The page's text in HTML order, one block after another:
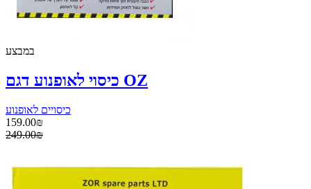
במבצע
כיסוי לאופנוע דגם OZ
כיסויים לאופנוע
159.00₪
249.00₪